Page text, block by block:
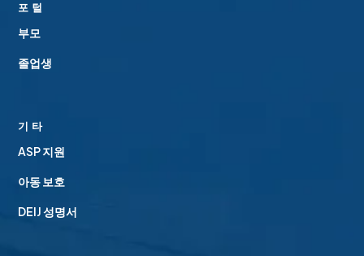
포털
부모
졸업생
기타
ASP 지원
아동 보호
DEIJ 성명서